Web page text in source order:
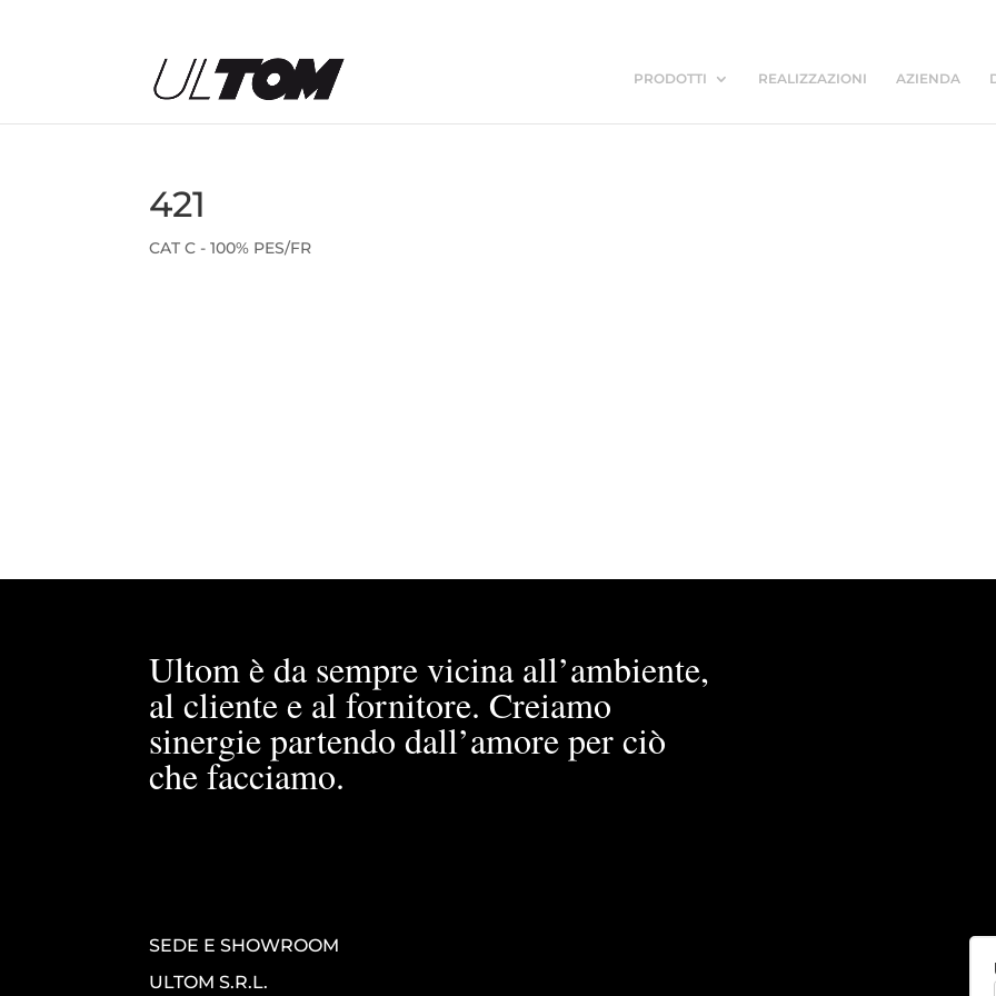
PRODOTTI REALIZZAZIONI AZIENDA
421
CAT C - 100% PES/FR
Ultom è da sempre vicina all’ambiente,
al cliente e al fornitore. Creiamo
sinergie partendo dall’amore per ciò
che facciamo.
SEDE E SHOWROOM
ULTOM S.R.L.